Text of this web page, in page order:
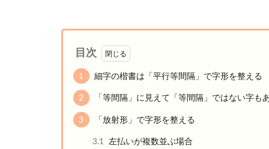
目次
1 細字の楷書は「平行等間隔」で字形を整える
2 「等間隔」に見えて「等間隔」ではない字も
3 「放射形」で字形を整える
3.1 左払いが複数並ぶ場合